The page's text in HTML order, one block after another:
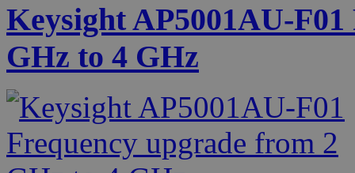
Keysight AP5001AU-
GHz to 4 GHz